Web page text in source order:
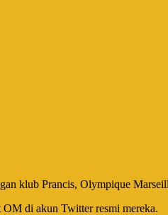
klub Prancis, Olympique
OM di akun Twitter resmi mereka.